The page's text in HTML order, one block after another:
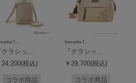
T...
クラシッ...
24,200(税込)
コラボ商品
Samantha T...
『クラシッ...
￥29,700(税込)
コラボ商品